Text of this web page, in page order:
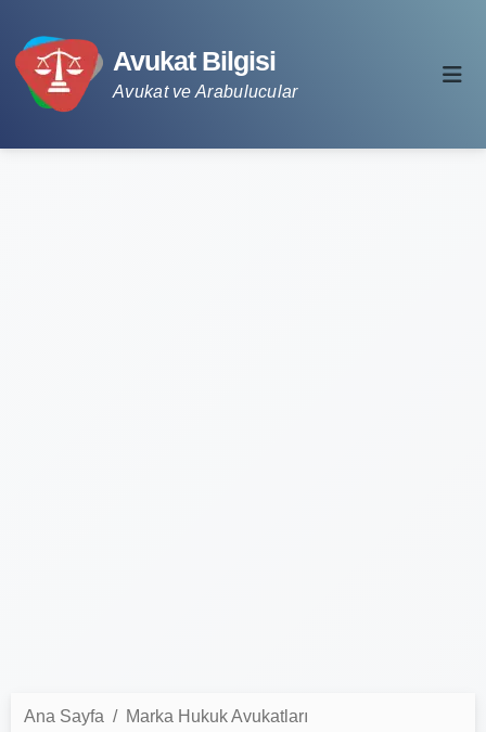
Avukat Bilgisi
Avukat ve Arabulucular
Ana Sayfa
Marka Hukuk Avukatları